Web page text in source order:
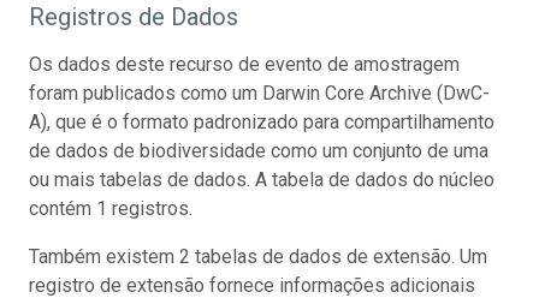
Registros de Dados
Os dados deste recurso de evento de amostragem
foram publicados como um Darwin Core Archive (DwC-
A), que é o formato padronizado para compartilhamento
de dados de biodiversidade como um conjunto de uma
ou mais tabelas de dados. A tabela de dados do núcleo
contém 1 registros.
Também existem 2 tabelas de dados de extensão. Um
registro de extensão fornece informações adicionais